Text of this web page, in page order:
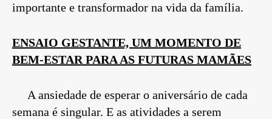
importante e transformador na vida da família.
ENSAIO GESTANTE, UM MOMENTO DE
BEM-ESTAR PARA AS FUTURAS MAMÃES
A ansiedade de esperar o aniversário de cada
semana é singular. E as atividades a serem